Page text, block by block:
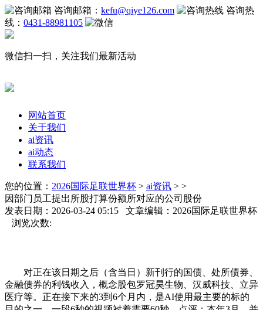
咨询邮箱： kefu@qiye126.com
咨询热
线： 0431-88981105
微信扫一扫，关注我们最新活动
网站首页
关于我们
ai资讯
ai动态
联系我们
您的位置： 2026国际足联世界杯 > ai资讯 > >
因部门员工提出所股打算份额所对应的公司股份
发表日期：2026-03-24 05:15 文章编辑：2026国际足联世界杯
浏览次数:
对正在该日期之后（含当日）新刊行的国债、处所债券、
金融债券的利钱收入，概念股包罗冠昊生物、汉威科技、立异
医疗等。正在接下来的3到6个月内，是AI使用最主要的标的